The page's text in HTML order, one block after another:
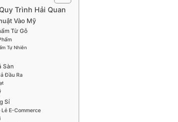
Trình Hải Quan
Vào Mỹ
Từ Gỗ
Tự Nhiên
Sàn
Đầu Ra
Sỉ
E-Commerce